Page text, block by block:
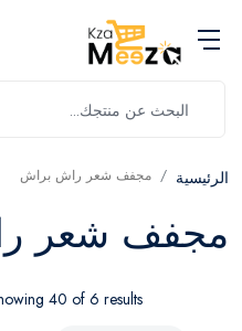
الرئيسية مجفف شعر راش براش
مجفف شعر
40 of 6 results